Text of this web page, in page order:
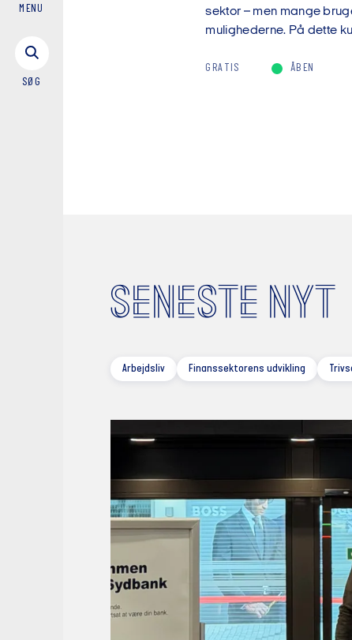
MENU
SØG
sektor – men mange
mulighederne. På dette
GRATIS ÅBEN
SENESTE NYT
Arbejdsliv Finanssektorens udvikling